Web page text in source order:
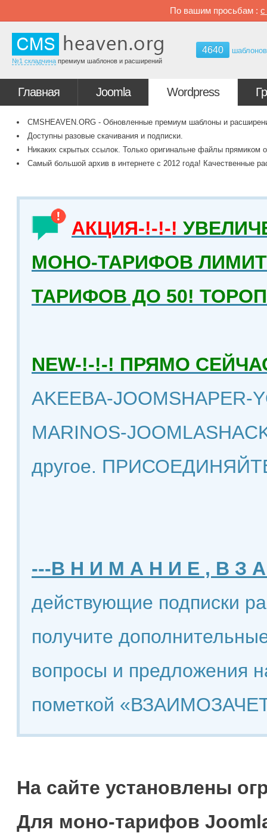
По вашим просьбам : с
№1 складчина премиум шаблонов и расширений
4640 шаблонов
Главная Joomla Wordpress
CMSHEAVEN.ORG - Обновленные премиум шаблоны и
Доступны разовые скачивания и подписки.
Никаких скрытых ссылок. Только оригинальне файлы прямиком
Самый большой архив в интернете с 2012 года! Качественные
АКЦИЯ-!-!-!
МОНО-ТАРИФОВ
ТАРИФОВ ДО 50!
NEW-!-!-! ПРЯМО
AKEEBA-JOOMSHAPER-
MARINOS-
другое.
---В Н И М А Н И Е , В З
действующие подписки
получите
вопросы и предложения
пометкой
На сайте установлены
Для моно-тарифов